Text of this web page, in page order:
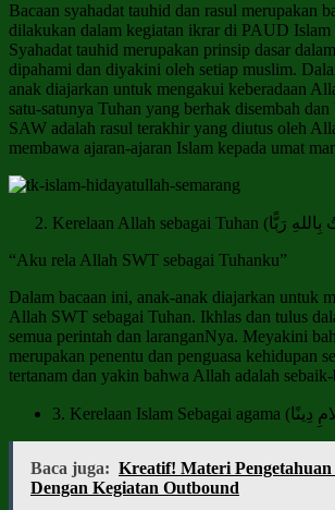
Bacaan syahadat tauhid dan rasul merupakan
dilakukan dalam kegiatan ikrar di PAUD
Syahadat tauhid merupakan prinsip dasar
dipahami dan diyakini oleh setiap muslim.
anak diajarkan untuk mengakui keberadaan
satu-satunya Tuhan yang berhak disembah
SAW adalah rasul terakhir yang diutus oleh
membawa ajaran-ajaran Islam kepada umat
“Aku rela Allah SWT sebagai Tuhanku”
Dalam bacaan ini, anak-anak diajarkan untuk
Allah SWT sebagai Tuhan. Ikhlas dan tulus
semua perintah dan laranganNya. Meyakini
merupakan penentu dan penguasa kehidupan
tertanam dan yakin bahwa Allah adalah
Baca juga: Kreatif! Materi
Dengan Kegiatan Outbound